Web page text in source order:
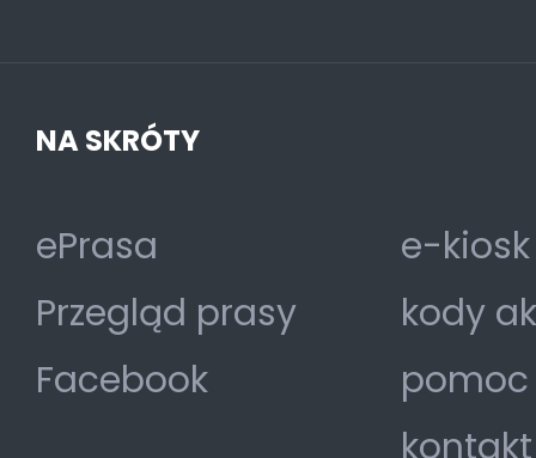
NA SKRÓTY
ePrasa
Przegląd prasy
Facebook
e-
kody
pomoc
kontakt